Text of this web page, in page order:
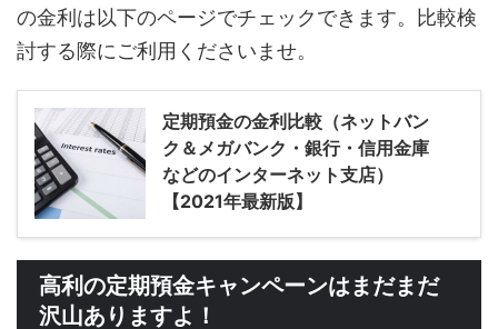
の金利は以下のページでチェックできます。比較検
討する際にご利用くださいませ。
定期預金の金利比較（ネットバン
ク＆メガバンク・銀行・信用金庫
などのインターネット支店）
【2021年最新版】
高利の定期預金キャンペーンはまだまだ
沢山ありますよ！